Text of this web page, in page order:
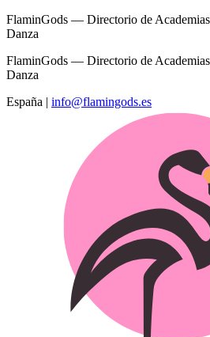
FlaminGods — Directorio de
Danza
FlaminGods — Directorio de
Danza
España | info@flamingods.es